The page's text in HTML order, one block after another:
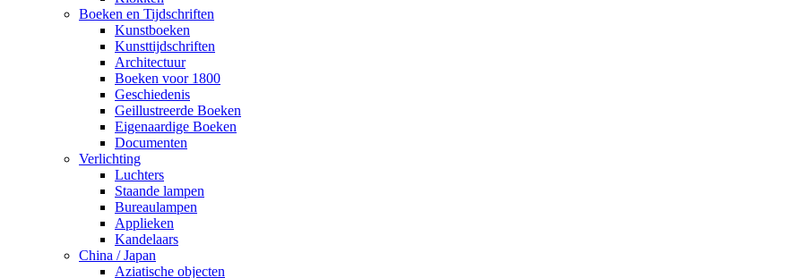
Boeken en Tijdschriften
Kunstboeken
Kunsttijdschriften
Architectuur
Boeken voor 1800
Geschiedenis
Geillustreerde Boeken
Eigenaardige Boeken
Documenten
Verlichting
Luchters
Staande lampen
Bureaulampen
Applieken
Kandelaars
China / Japan
Aziatische objecten